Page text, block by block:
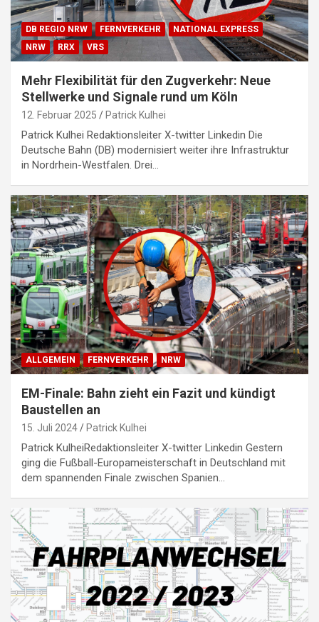
DB REGIO NRW FERNVERKEHR
NATIONAL EXPRESS
NRW
RRX VRS
Mehr Flexibilität für den Zugverkehr: Neue
Stellwerke und Signale rund um Köln
12. Februar 2025 Patrick Kulhei
Patrick Kulhei Redaktionsleiter X-twitter Linkedin Die
Deutsche Bahn (DB) modernisiert weiter ihre Infrastruktur
in Nordrhein-Westfalen. Drei…
ALLGEMEIN FERNVERKEHR NRW
EM-Finale: Bahn zieht ein Fazit und kündigt
Baustellen an
15. Juli 2024 Patrick Kulhei
Patrick KulheiRedaktionsleiter X-twitter Linkedin Gestern
ging die Fußball-Europameisterschaft in Deutschland mit
dem spannenden Finale zwischen Spanien…